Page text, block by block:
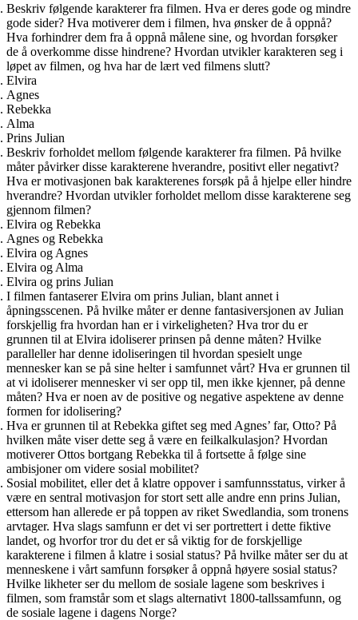
Beskriv følgende karakterer fra filmen. Hva er deres gode og mindre
gode sider? Hva motiverer dem i filmen, hva ønsker de å oppnå?
Hva forhindrer dem fra å oppnå målene sine, og hvordan forsøker
de å overkomme disse hindrene? Hvordan utvikler karakteren seg i
løpet av filmen, og hva har de lært ved filmens slutt?
Elvira
Agnes
Rebekka
Alma
Prins Julian
Beskriv forholdet mellom følgende karakterer fra filmen. På hvilke
måter påvirker disse karakterene hverandre, positivt eller negativt?
Hva er motivasjonen bak karakterenes forsøk på å hjelpe eller hindre
hverandre? Hvordan utvikler forholdet mellom disse karakterene seg
gjennom filmen?
Elvira og Rebekka
Agnes og Rebekka
Elvira og Agnes
Elvira og Alma
Elvira og prins Julian
I filmen fantaserer Elvira om prins Julian, blant annet i
åpningsscenen. På hvilke måter er denne fantasiversjonen av Julian
forskjellig fra hvordan han er i virkeligheten? Hva tror du er
grunnen til at Elvira idoliserer prinsen på denne måten? Hvilke
paralleller har denne idoliseringen til hvordan spesielt unge
mennesker kan se på sine helter i samfunnet vårt? Hva er grunnen til
at vi idoliserer mennesker vi ser opp til, men ikke kjenner, på denne
måten? Hva er noen av de positive og negative aspektene av denne
formen for idolisering?
Hva er grunnen til at Rebekka giftet seg med Agnes’ far, Otto? På
hvilken måte viser dette seg å være en feilkalkulasjon? Hvordan
motiverer Ottos bortgang Rebekka til å fortsette å følge sine
ambisjoner om videre sosial mobilitet?
Sosial mobilitet, eller det å klatre oppover i samfunnsstatus, virker å
være en sentral motivasjon for stort sett alle andre enn prins Julian,
ettersom han allerede er på toppen av riket Swedlandia, som tronens
arvtager. Hva slags samfunn er det vi ser portrettert i dette fiktive
landet, og hvorfor tror du det er så viktig for de forskjellige
karakterene i filmen å klatre i sosial status? På hvilke måter ser du at
menneskene i vårt samfunn forsøker å oppnå høyere sosial status?
Hvilke likheter ser du mellom de sosiale lagene som beskrives i
filmen, som framstår som et slags alternativt 1800-tallssamfunn, og
de sosiale lagene i dagens Norge?